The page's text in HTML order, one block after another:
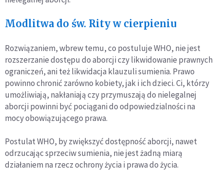
Modlitwa do św. Rity w cierpieniu
Rozwiązaniem, wbrew temu, co postuluje WHO, nie jest
rozszerzanie dostępu do aborcji czy likwidowanie prawnych
ograniczeń, ani też likwidacja klauzuli sumienia. Prawo
powinno chronić zarówno kobiety, jak i ich dzieci. Ci, którzy
umożliwiają, nakłaniają czy przymuszają do nielegalnej
aborcji powinni być pociągani do odpowiedzialności na
mocy obowiązującego prawa.
Postulat WHO, by zwiększyć dostępność aborcji, nawet
odrzucając sprzeciw sumienia, nie jest żadną miarą
działaniem na rzecz ochrony życia i prawa do życia.